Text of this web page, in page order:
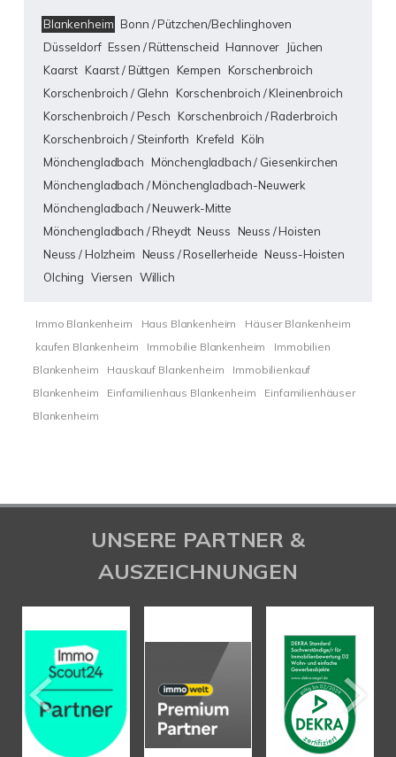
Blankenheim Bonn / Pützchen/Bechlinghoven
Düsseldorf Essen / Rüttenscheid Hannover Jüchen
Kaarst Kaarst / Büttgen Kempen Korschenbroich
Korschenbroich / Glehn Korschenbroich / Kleinenbroich
Korschenbroich / Pesch Korschenbroich / Raderbroich
Korschenbroich / Steinforth Krefeld Köln
Mönchengladbach Mönchengladbach / Giesenkirchen
Mönchengladbach / Mönchengladbach-Neuwerk
Mönchengladbach / Neuwerk-Mitte
Mönchengladbach / Rheydt Neuss Neuss / Hoisten
Neuss / Holzheim Neuss / Rosellerheide Neuss-Hoisten
Olching Viersen Willich
Immo Blankenheim Haus Blankenheim
Häuser Blankenheim
kaufen Blankenheim
Immobilie Blankenheim
Immobilien
Blankenheim
Hauskauf Blankenheim
Immobilienkauf
Blankenheim
Einfamilienhaus Blankenheim
Einfamilienhäuser
Blankenheim
UNSERE PARTNER &
AUSZEICHNUNGEN